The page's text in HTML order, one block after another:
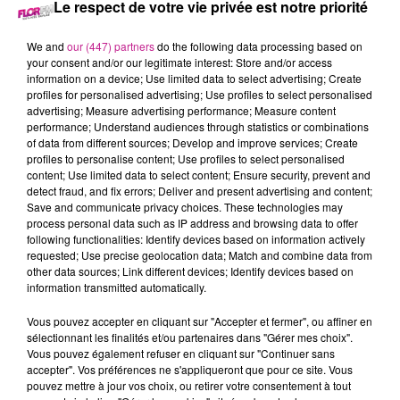
en sont sûrs et certains : Taylor Swift annoncera un 12eme
Awards.
Pourquoi ? Parce que le site internet de la chanteuse a
changé. Précisément la boutique du site. L’ordre des onglets
a été modifié et ces onglets semblent épeler AMA’s.
L’acronyme des American Music Awards.Et 12 produits
sont en promo de 26%
Or la prochaine cérémonie des American Music Awards aura
lieu le 26 mai. Voilà pourquoi ils sont sûrs que la sortie du
12eme album de Taylor Swift sera officiellement annoncée à
cette occasion !
TITRES DIFFUSÉS
13h26
13h26 13h24
13h24 13h15
13h15
Le respect de votre vie privée est notre priorité
We and our (447) partnersdo the following data processing based on
your consent and/or our legitimate interest: Store and/or access
information on a device; Use limited data to select advertising; Create
profiles for personalised advertising; Use profiles to select personalised
advertising; Measure advertising performance; Measure content
performance; Understand audiences through statistics or combinations
of data from different sources; Develop and improve services; Create
profiles to personalise content; Use profiles to select personalised
content; Use limited data to select content; Ensure security, prevent and
detect fraud, and fix errors; Deliver and present advertising and content;
Save and communicate privacy choices. These technologies may
process personal data such as IP address and browsing data to offer
following functionalities: Identify devices based on information actively
requested; Use precise geolocation data; Match and combine data from
other data sources; Link different devices; Identify devices based on
information transmitted automatically.
Vous pouvez accepter en cliquant sur "Accepter et fermer", ou affiner en
sélectionnant les finalités et/ou partenaires dans "Gérer mes choix".
Vous pouvez également refuser en cliquant sur "Continuer sans
accepter". Vos préférences ne s'appliqueront que pour ce site. Vous
pouvez mettre à jour vos choix, ou retirer votre consentement à tout